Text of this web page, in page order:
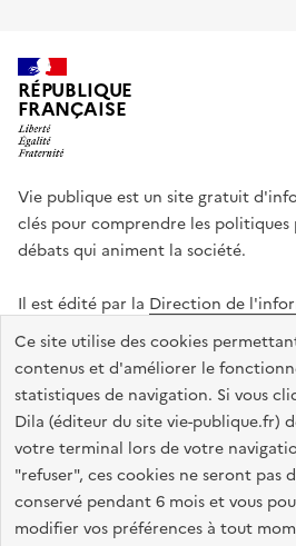
Ce site utilise des cookies
contenus et d'améliorer le
statistiques de navigation. Si vous
Dila (éditeur du site vie-publique.fr)
votre terminal lors de votre
"refuser", ces cookies ne seront pas
conservé pendant 6 mois et vous
modifier vos préférences à tout
RÉPUBLIQUE
FRANÇAISE
Vie publique est un site gratuit
clés pour comprendre les politiques
débats qui animent la société.
Il est édité par la Direction de
administrative
legifrance.gouv.fr info.gouv.fr
service-public.gouv.fr
Accessibilité : totalement conforme